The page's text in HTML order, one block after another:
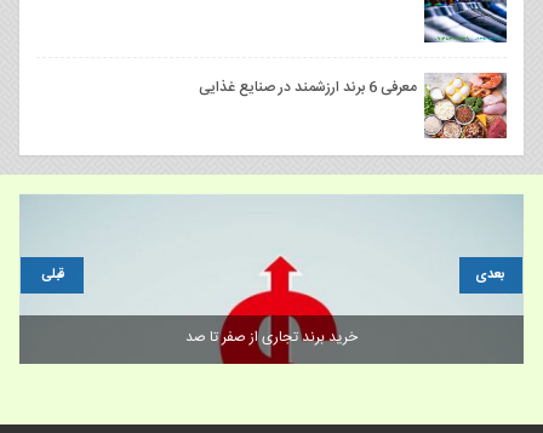
معرفی 6 برند ارزشمند در صنایع غذایی
خرید برند تجاری از صفر تا صد
قبلی بعدی